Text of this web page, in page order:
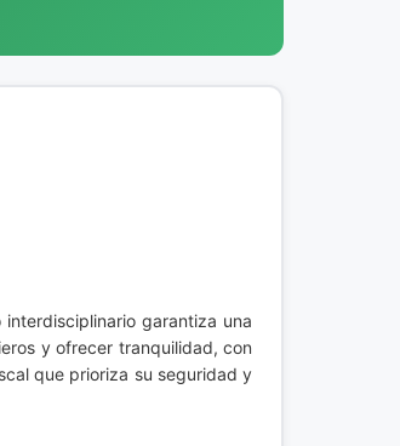
garantiza una
y ofrecer tranquilidad, con
que prioriza su seguridad y